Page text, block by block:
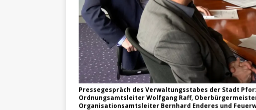
Pressegespräch des Verwaltungsstabes der Stadt
Ordnungsamtsleiter Wolfgang Raff,
Organisationsamtsleiter Bernhard Enderes und